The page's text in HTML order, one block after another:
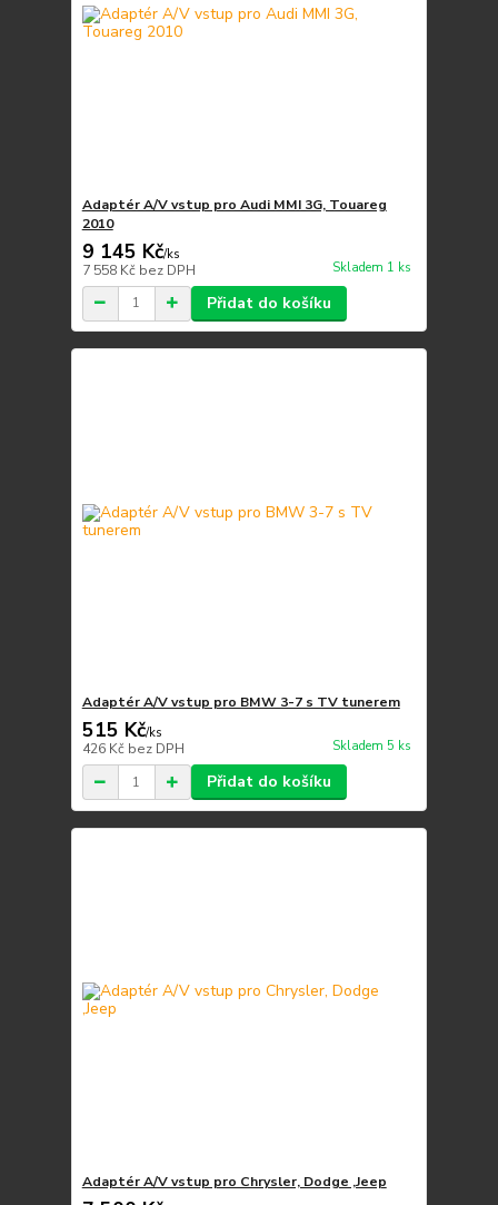
Adaptér A/V vstup pro Audi MMI 3G, Touareg
2010
9 145 Kč/ks
7 558 Kč bez DPH Skladem 1 ks
Přidat do košíku
Adaptér A/V vstup pro BMW 3-7 s TV tunerem
515 Kč/ks
426 Kč bez DPH Skladem 5 ks
Přidat do košíku
Adaptér A/V vstup pro Chrysler, Dodge ,Jeep